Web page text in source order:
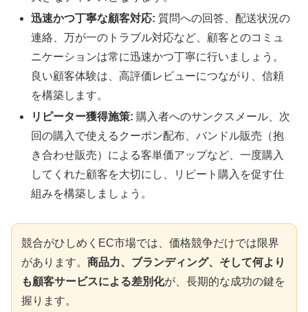
迅速かつ丁寧な顧客対応: 質問への回答、配送状況の
連絡、万が一のトラブル対応など、顧客とのコミュ
ニケーションは常に迅速かつ丁寧に行いましょう。
良い顧客体験は、高評価レビューにつながり、信頼
を構築します。
リピーター獲得施策: 購入者へのサンクスメール、次
回の購入で使えるクーポン配布、バンドル販売（抱
き合わせ販売）による客単価アップなど、一度購入
してくれた顧客を大切にし、リピート購入を促す仕
組みを構築しましょう。
競合がひしめくEC市場では、価格競争だけでは限界
があります。 商品力、ブランディング、そして何より
も顧客サービスによる差別化が、長期的な成功の鍵を
握ります。